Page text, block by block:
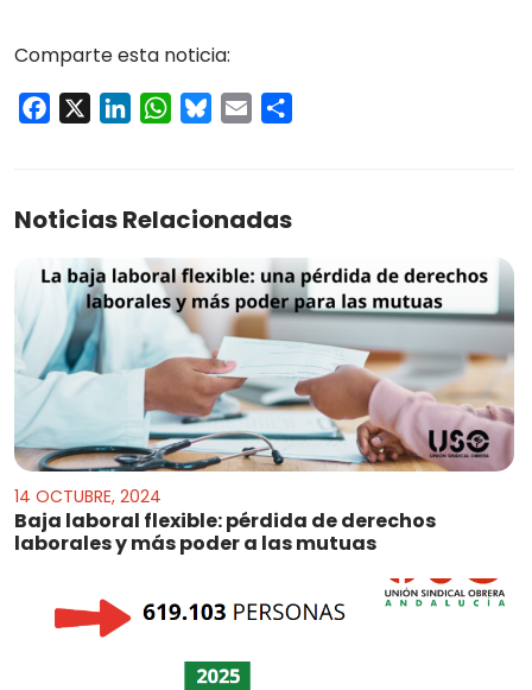
Comparte esta noticia:
Facebook LinkedInWhatsApp
Bluesky
Email
Noticias Relacionadas
14 OCTUBRE, 2024
Baja laboral flexible: pérdida de derechos
laborales y más poder a las mutuas